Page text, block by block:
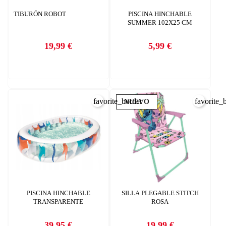
TIBURÓN ROBOT
Precio
19,99 €
PISCINA HINCHABLE
SUMMER 102X25 CM
Precio
5,99 €
PISCINA HINCHABLE
TRANSPARENTE
favorite_border
SILLA PLEGABLE STITCH
ROSA
NUEVO